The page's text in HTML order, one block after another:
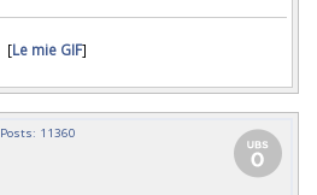
[Le mie GIF]
Posts: 11360